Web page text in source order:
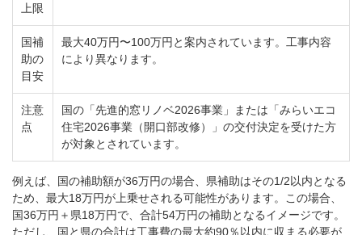
上限
国補
助の
目安
最大40万円〜100万円と案内されています。工事内容
により異なります。
注意
点
国の「先進的窓リノベ2026事業」または「みらいエコ
住宅2026事業（開口部改修）」の交付決定を受けた方
が対象とされています。
例えば、国の補助額が36万円の場合、県補助はその1/2以内となる
ため、最大18万円が上乗せされる可能性があります。この場合、
国36万円＋県18万円で、合計54万円の補助となるイメージです。
ただし、国と県の合計は工事費の最大約90％以内に収まる必要が